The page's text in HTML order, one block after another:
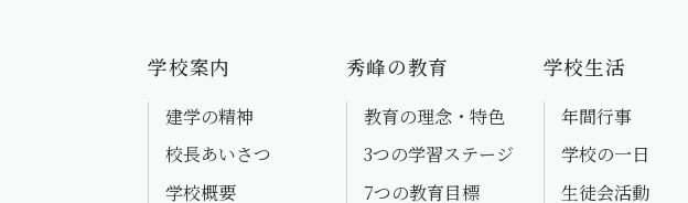
学校案内
建学の精神
校長あいさつ
学校概要
秀峰の教育
教育の理念・特色
3つの学習ステージ
7つの教育目標
学校生活
年間行事
学校の一日
生徒会活動